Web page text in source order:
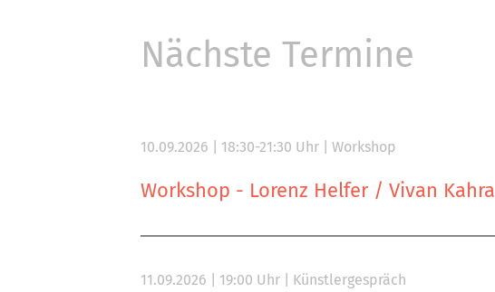
Nächste Termine
10.09.2026 | 18:30-21:30 Uhr | Workshop
Workshop - Lorenz Helfer / Vivan Kahra
11.09.2026 | 19:00 Uhr | Künstlergespräch